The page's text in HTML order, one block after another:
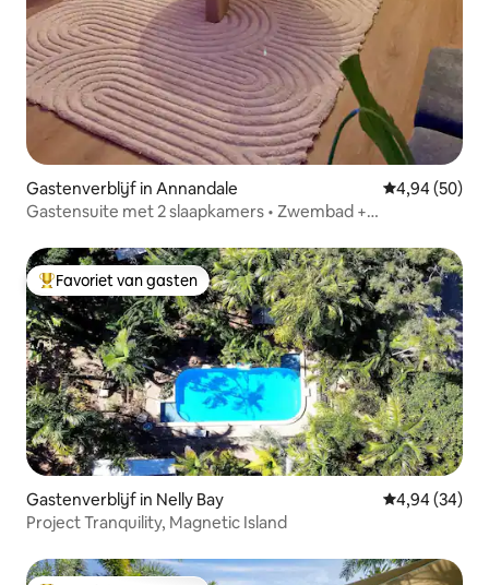
Gastenverblijf in Annandale Gemiddelde
4,94 (50)
Gastensuite met 2 slaapkamers • Zwembad +
Topfavoriet van gasten
Favoriet van gasten
Gastenverblijf in Nelly Bay Gemiddelde
4,94 (34)
Project Tranquility, Magnetic Island